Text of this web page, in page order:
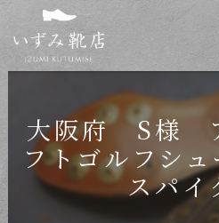
大阪府 S様
フトゴルフシ
スパ